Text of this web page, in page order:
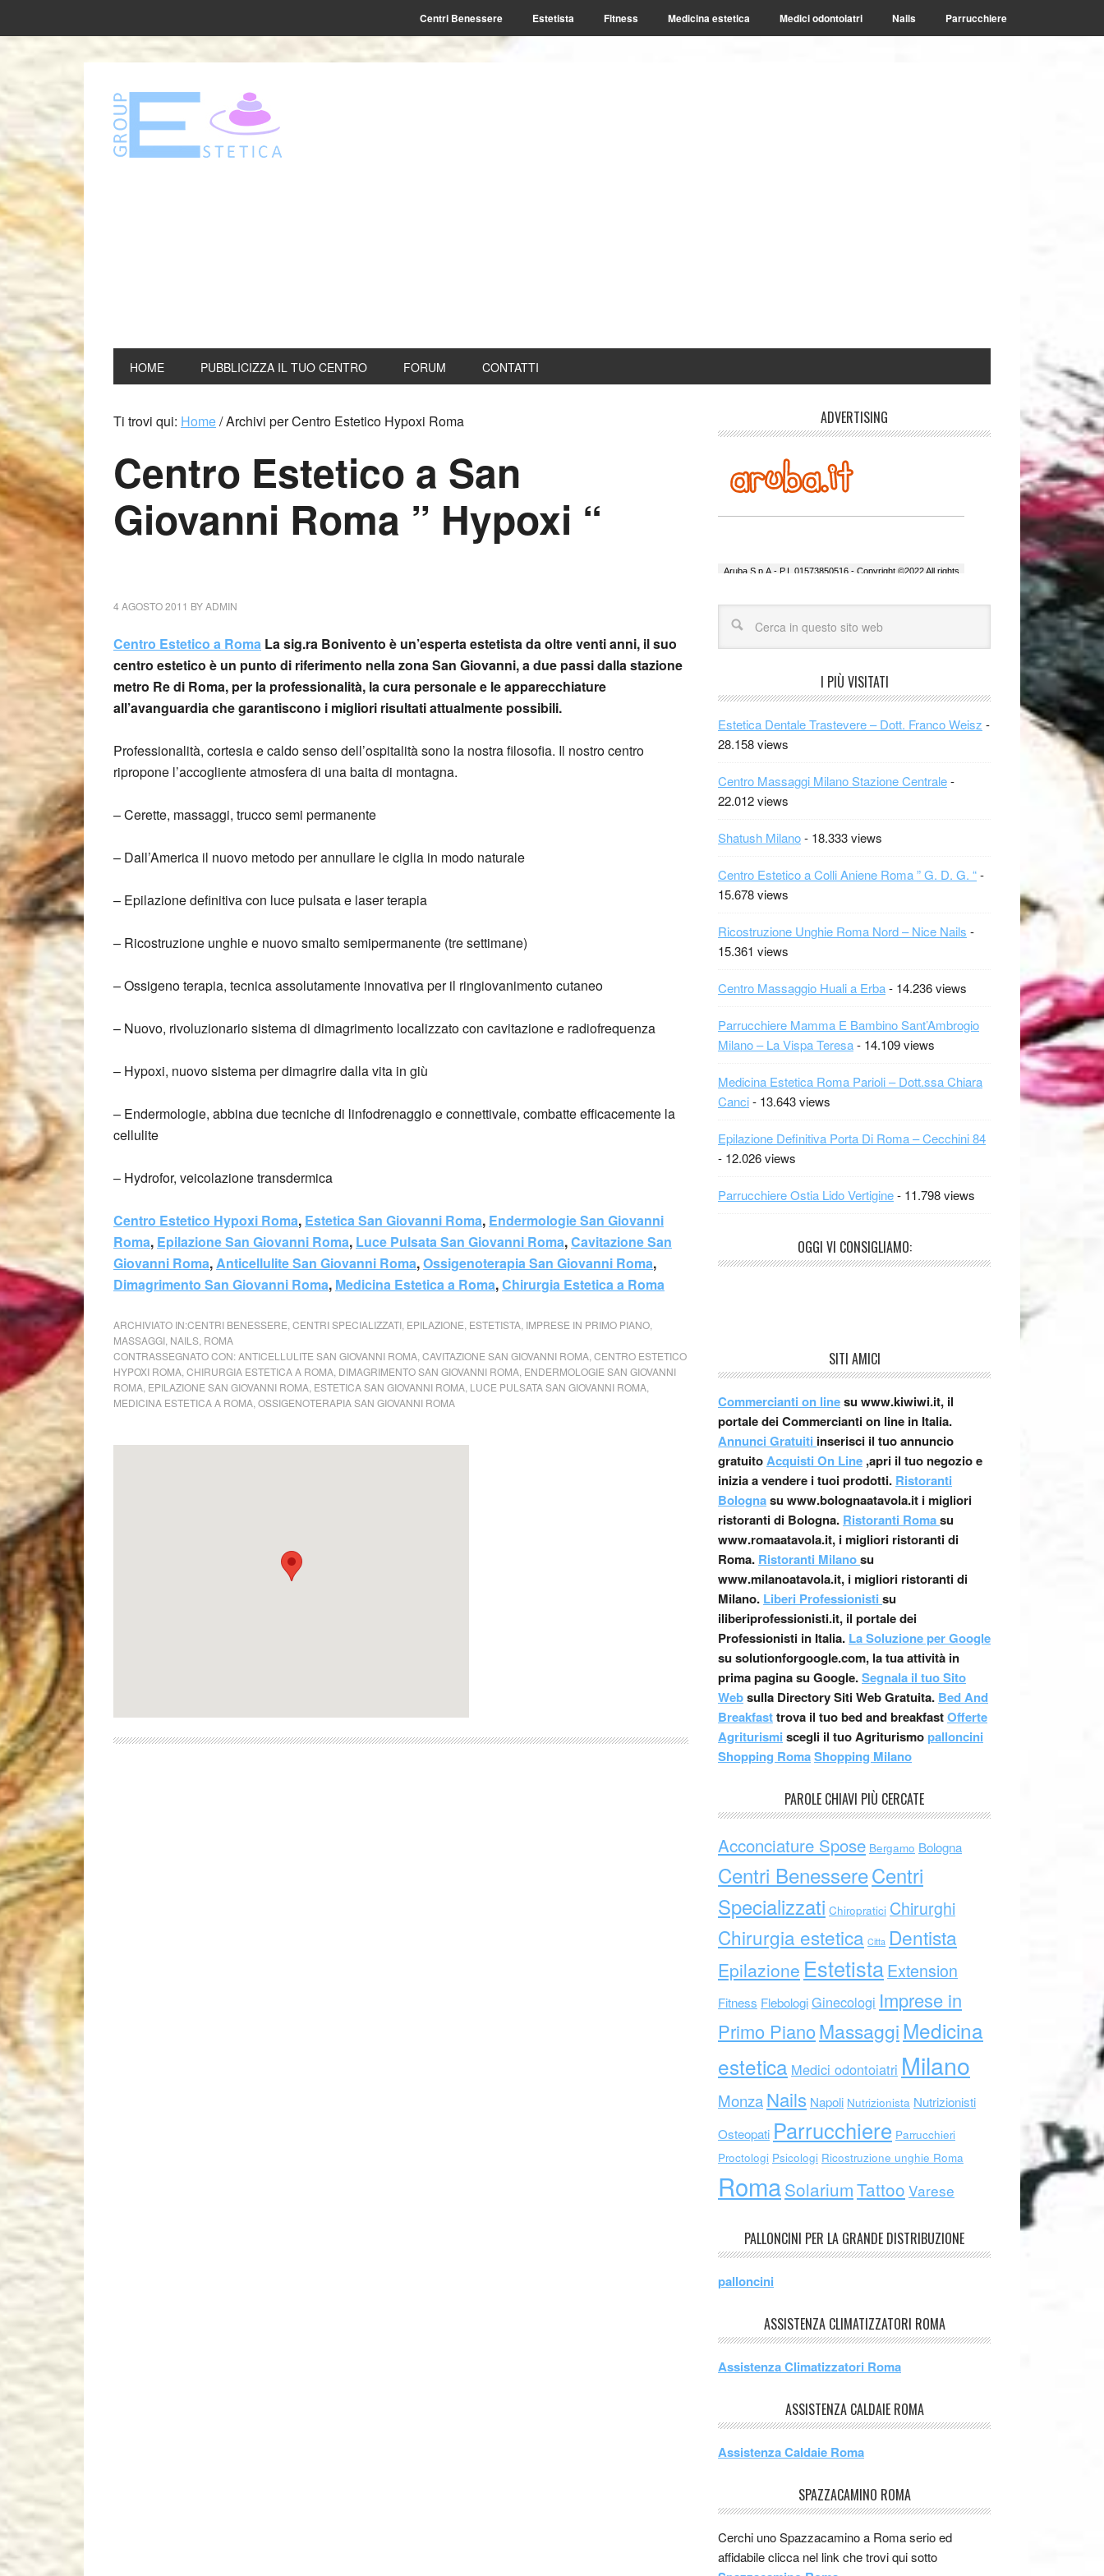
Centri Benessere Estetista Fitness Medicina estetica Medici odontoiatri Nails Parrucchiere
HOME PUBBLICIZZA IL TUO CENTRO FORUM CONTATTI
Ti trovi qui: Home/Archivi per Centro Estetico Hypoxi Roma
Centro Estetico a San
Giovanni Roma ” Hypoxi “
4 AGOSTO 2011 BYADMIN
Centro Estetico a Roma La sig.ra Bonivento è un’esperta estetista da oltre venti anni, il suo
centro estetico è un punto di riferimento nella zona San Giovanni, a due passi dalla stazione
metro Re di Roma, per la professionalità, la cura personale e le apparecchiature
all’avanguardia che garantiscono i migliori risultati attualmente possibili.
Professionalità, cortesia e caldo senso dell’ospitalità sono la nostra filosofia. Il nostro centro
ripropone l’accogliente atmosfera di una baita di montagna.
– Cerette, massaggi, trucco semi permanente
– Dall’America il nuovo metodo per annullare le ciglia in modo naturale
– Epilazione definitiva con luce pulsata e laser terapia
– Ricostruzione unghie e nuovo smalto semipermanente (tre settimane)
– Ossigeno terapia, tecnica assolutamente innovativa per il ringiovanimento cutaneo
– Nuovo, rivoluzionario sistema di dimagrimento localizzato con cavitazione e radiofrequenza
– Hypoxi, nuovo sistema per dimagrire dalla vita in giù
– Endermologie, abbina due tecniche di linfodrenaggio e connettivale, combatte efficacemente la
cellulite
– Hydrofor, veicolazione transdermica
Centro Estetico Hypoxi Roma, Estetica San Giovanni Roma, Endermologie San Giovanni
Roma, Epilazione San Giovanni Roma, Luce Pulsata San Giovanni Roma,Cavitazione San
Giovanni Roma,Anticellulite San Giovanni Roma,Ossigenoterapia San Giovanni Roma,
Dimagrimento San Giovanni Roma, Medicina Estetica a Roma,Chirurgia Estetica a Roma
ARCHIVIATO IN:CENTRI BENESSERE CENTRI SPECIALIZZATI EPILAZIONE ESTETISTA IMPRESE IN PRIMO PIANO
MASSAGGI NAILS ROMA
CONTRASSEGNATO CON:ANTICELLULITE SAN GIOVANNI ROMA CAVITAZIONE SAN GIOVANNI ROMA CENTRO ESTETICO
HYPOXI ROMA CHIRURGIA ESTETICA A ROMA DIMAGRIMENTO SAN GIOVANNI ROMA ENDERMOLOGIE SAN GIOVANNI
ROMA EPILAZIONE SAN GIOVANNI ROMA ESTETICA SAN GIOVANNI ROMA LUCE PULSATA SAN GIOVANNI ROMA
MEDICINA ESTETICA A ROMA OSSIGENOTERAPIA SAN GIOVANNI ROMA
ADVERTISING
I PIÙ VISITATI
Estetica Dentale Trastevere – Dott. Franco Weisz -
28.158 views
Centro Massaggi Milano Stazione Centrale-
22.012 views
Shatush Milano- 18.333 views
Centro Estetico a Colli Aniene Roma ” G. D. G. “-
15.678 views
Ricostruzione Unghie Roma Nord – Nice Nails -
15.361 views
Centro Massaggio Huali a Erba- 14.236 views
Parrucchiere Mamma E Bambino Sant’Ambrogio
Milano – La Vispa Teresa- 14.109 views
Medicina Estetica Roma Parioli – Dott.ssa Chiara
Canci- 13.643 views
Epilazione Definitiva Porta Di Roma – Cecchini 84
- 12.026 views
Parrucchiere Ostia Lido Vertigine- 11.798 views
OGGI VI CONSIGLIAMO:
SITI AMICI
Commercianti on linesu www.kiwiwi.it, il
portale dei Commercianti on line in Italia.
Annunci Gratuiti inserisci il tuo annuncio
gratuitoAcquisti On Line ,apri il tuo negozio e
inizia a vendere i tuoi prodotti. Ristoranti
Bolognasu www.bolognaatavola.it i migliori
ristoranti di Bologna. Ristoranti Romasu
www.romaatavola.it, i migliori ristoranti di
Roma. Ristoranti Milanosu
www.milanoatavola.it, i migliori ristoranti di
Milano. Liberi Professionisti su
iliberiprofessionisti.it, il portale dei
Professionisti in Italia. La Soluzione per Google
su solutionforgoogle.com, la tua attività in
prima pagina su Google.Segnala il tuo Sito
Websulla Directory Siti Web Gratuita. Bed And
Breakfasttrova il tuo bed and breakfastOfferte
Agriturismi scegli il tuo Agriturismo palloncini
Shopping RomaShopping Milano
PAROLE CHIAVI PIÙ CERCATE
Acconciature Spose Bergamo Bologna
Centri BenessereCentri
Specializzati Chiropratici Chirurghi
Chirurgia estetica Citta Dentista
Epilazione EstetistaExtension
Fitness FlebologiGinecologi Imprese in
Primo PianoMassaggiMedicina
estetica Medici odontoiatri Milano
MonzaNails Napoli Nutrizionista Nutrizionisti
Osteopati Parrucchiere Parrucchieri
Proctologi Psicologi Ricostruzione unghie Roma
RomaSolariumTattoo Varese
PALLONCINI PER LA GRANDE DISTRIBUZIONE
palloncini
ASSISTENZA CLIMATIZZATORI ROMA
Assistenza Climatizzatori Roma
ASSISTENZA CALDAIE ROMA
Assistenza Caldaie Roma
SPAZZACAMINO ROMA
Cerchi uno Spazzacamino a Roma serio ed
affidabile clicca nel link che trovi qui sotto